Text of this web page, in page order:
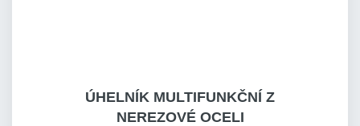
ÚHELNÍK MULTIFUNKČNÍ Z
NEREZOVÉ OCELI